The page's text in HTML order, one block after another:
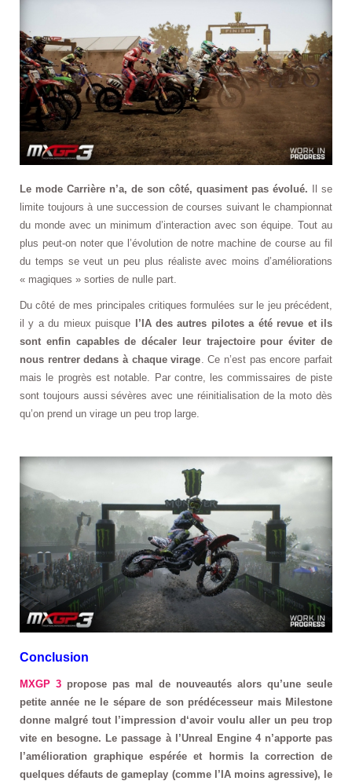
Le mode Carrière n’a, de son côté, quasiment pas évolué. Il se
limite toujours à une succession de courses suivant le championnat
du monde avec un minimum d’interaction avec son équipe. Tout au
plus peut-on noter que l’évolution de notre machine de course au fil
du temps se veut un peu plus réaliste avec moins d’améliorations
« magiques » sorties de nulle part.
Du côté de mes principales critiques formulées sur le jeu précédent,
il y a du mieux puisque
l’IA des autres pilotes a été revue et ils
sont enfin capables de décaler leur trajectoire pour éviter de
nous rentrer dedans à chaque virage. Ce n’est pas encore parfait
mais le progrès est notable. Par contre, les commissaires de piste
sont toujours aussi sévères avec une réinitialisation de la moto dès
qu’on prend un virage un peu trop large.
Conclusion
MXGP 3 propose pas mal de nouveautés alors qu’une seule
petite année ne le sépare de son prédécesseur mais Milestone
donne malgré tout l’impression d‘avoir voulu aller un peu trop
vite en besogne. Le passage à l’Unreal Engine 4 n’apporte pas
l’amélioration graphique espérée et hormis la correction de
quelques défauts de gameplay (comme l’IA moins agressive), le